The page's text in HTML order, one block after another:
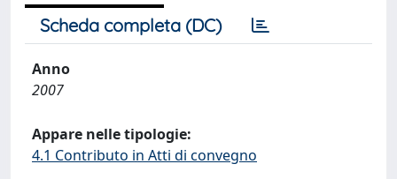
Scheda completa (DC)
Anno
2007
Appare nelle tipologie:
4.1 Contributo in Atti di convegno